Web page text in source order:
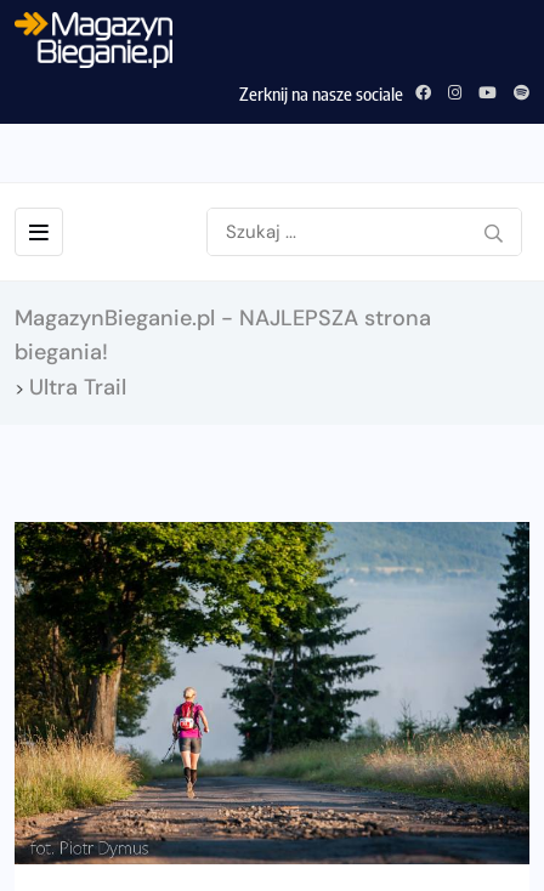
Zerknij na nasze sociale
MagazynBieganie.pl - NAJLEPSZA strona
biegania!
> Ultra Trail